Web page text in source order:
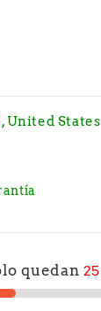
United States
quedan 25